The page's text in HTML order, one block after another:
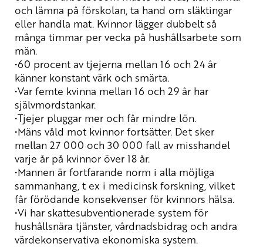
och lämna på förskolan, ta hand om släktingar
eller handla mat. Kvinnor lägger dubbelt så
många timmar per vecka på hushållsarbete som
män.
•60 procent av tjejerna mellan 16 och 24 år
känner konstant värk och smärta.
•Var femte kvinna mellan 16 och 29 år har
självmordstankar.
•Tjejer pluggar mer och får mindre lön.
•Mäns våld mot kvinnor fortsätter. Det sker
mellan 27 000 och 30 000 fall av misshandel
varje år på kvinnor över 18 år.
•Mannen är fortfarande norm i alla möjliga
sammanhang, t ex i medicinsk forskning, vilket
får förödande konsekvenser för kvinnors hälsa.
•Vi har skattesubventionerade system för
hushållsnära tjänster, vårdnadsbidrag och andra
värdekonservativa ekonomiska system.